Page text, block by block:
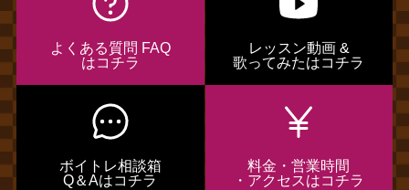
よくある質問 FAQ
はコチラ
レッスン動画 &
歌ってみたはコチラ
ボイトレ相談箱
Q＆Aはコチラ
料金・営業時間
・アクセスはコチラ